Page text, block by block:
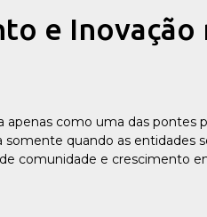
e Inovação
como uma das pontes
quando as entidades
comunidade e crescimento